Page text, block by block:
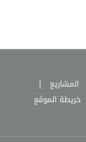
المشاريع |
خريطة الموقع